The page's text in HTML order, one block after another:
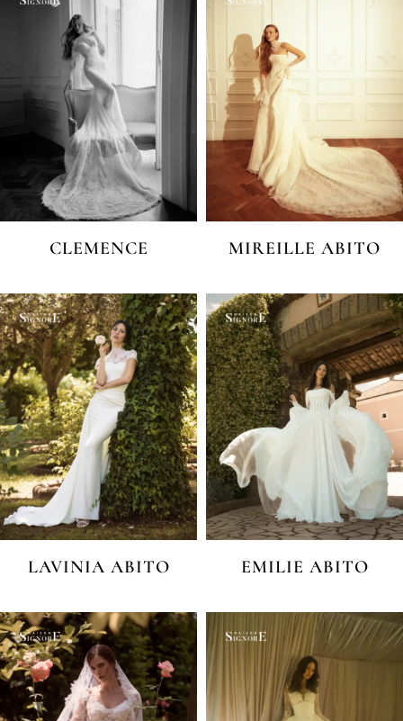
CLEMENCE MIREILLE ABITO
LAVINIA ABITO EMILIE ABITO